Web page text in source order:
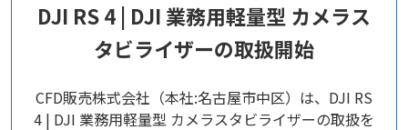
DJI RS 4 | DJI 業務用軽量型 カメラス
タビライザーの取扱開始
CFD販売株式会社（本社:名古屋市中区）は、DJI RS
4 | DJI 業務用軽量型 カメラスタビライザーの取扱を